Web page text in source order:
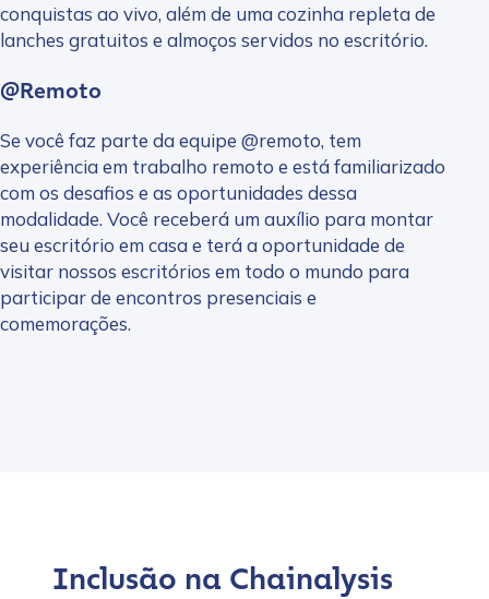
conquistas ao vivo, além de uma cozinha repleta de
lanches gratuitos e almoços servidos no escritório.
@Remoto
Se você faz parte da equipe @remoto, tem
experiência em trabalho remoto e está familiarizado
com os desafios e as oportunidades dessa
modalidade. Você receberá um auxílio para montar
seu escritório em casa e terá a oportunidade de
visitar nossos escritórios em todo o mundo para
participar de encontros presenciais e
comemorações.
Inclusão na Chainalysis